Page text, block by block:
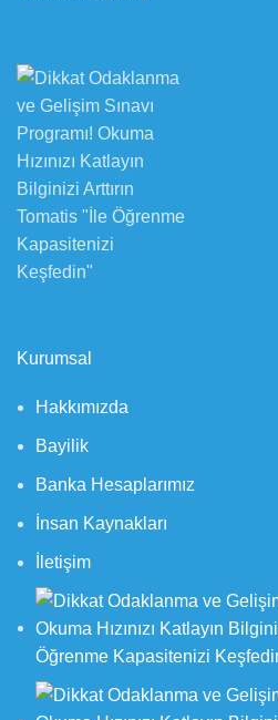
Kurumsal
Hakkımızda
Bayilik
Banka Hesaplarımız
İnsan Kaynakları
İletişim